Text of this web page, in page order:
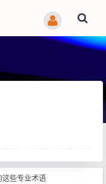
这些专业术语